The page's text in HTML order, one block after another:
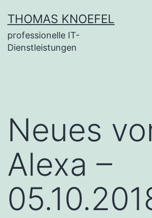
Inhalt
springen
THOMAS KNOEFEL
professionelle IT-
Dienstleistungen
Neues
Alexa –